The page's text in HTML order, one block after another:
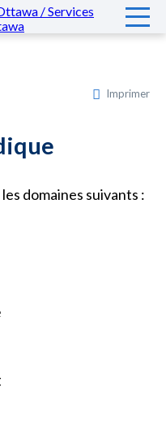
Imprimer
domaines suivants :